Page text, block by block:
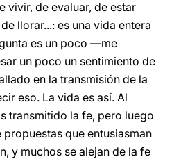
vivir, de evaluar, de estar
llorar...: es una vida entera
es un poco —me
un poco un sentimiento de
en la transmisión de la
eso. La vida es así. Al
transmitido la fe, pero luego
que entusiasman
y muchos se alejan de la fe